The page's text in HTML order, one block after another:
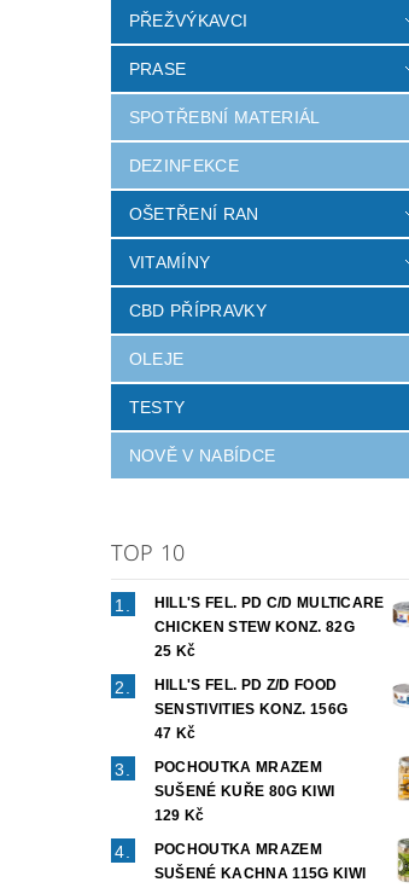
PŘEŽVÝKAVCI
PRASE
SPOTŘEBNÍ MATERIÁL
DEZINFEKCE
OŠETŘENÍ RAN
VITAMÍNY
CBD PŘÍPRAVKY
OLEJE
TESTY
NOVĚ V NABÍDCE
TOP 10
HILL'S FEL. PD C/D MULTICARE
CHICKEN STEW KONZ. 82G
25 Kč
HILL'S FEL. PD Z/D FOOD
SENSTIVITIES KONZ. 156G
47 Kč
POCHOUTKA MRAZEM
SUŠENÉ KUŘE 80G KIWI
129 Kč
POCHOUTKA MRAZEM
SUŠENÉ KACHNA 115G KIWI